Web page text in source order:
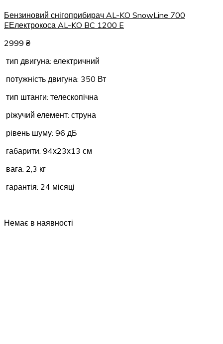
Бензиновий снігоприбирач AL-KO SnowLine 700
EЕлектрокоса AL-KO BC 1200 E
2999 ₴
тип двигуна: електричний
потужність двигуна: 350 Вт
тип штанги: телескопічна
ріжучий елемент: струна
рівень шуму: 96 дБ
габарити: 94х23х13 см
вага: 2,3 кг
гарантія: 24 місяці
Немає в наявності